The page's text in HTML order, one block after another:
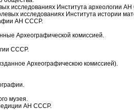
исследованиях Института археологии
исследованиях Института истории
АН СССР.
Археографической комиссией.
СССР.
Археографическою комиссией).
музея.
АН СССР.